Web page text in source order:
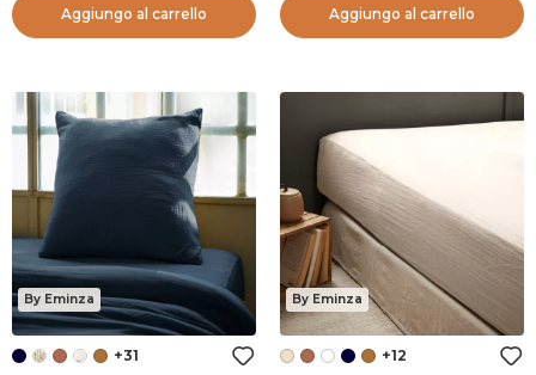
Aggiungo al carrello Aggiungo al carrello
By Eminza
+31
By Eminza
+12